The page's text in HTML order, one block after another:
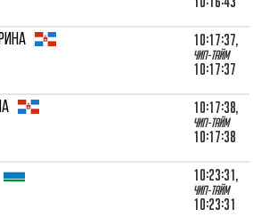
10:17:37,
Чип-тайм
10:17:37
10:17:38,
Чип-тайм
10:17:38
10:23:31,
Чип-тайм
10:23:31